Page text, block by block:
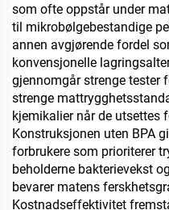
som ofte oppstår under
til mikrobølgebestandige
annen avgjørende fordel
konvensjonelle
gjennomgår strenge tester
strenge
kjemikalier når de utsettes
Konstruksjonen uten BPA
forbrukere som prioriterer
beholderne bakterievekst
bevarer matens
Kostnadseffektivitet